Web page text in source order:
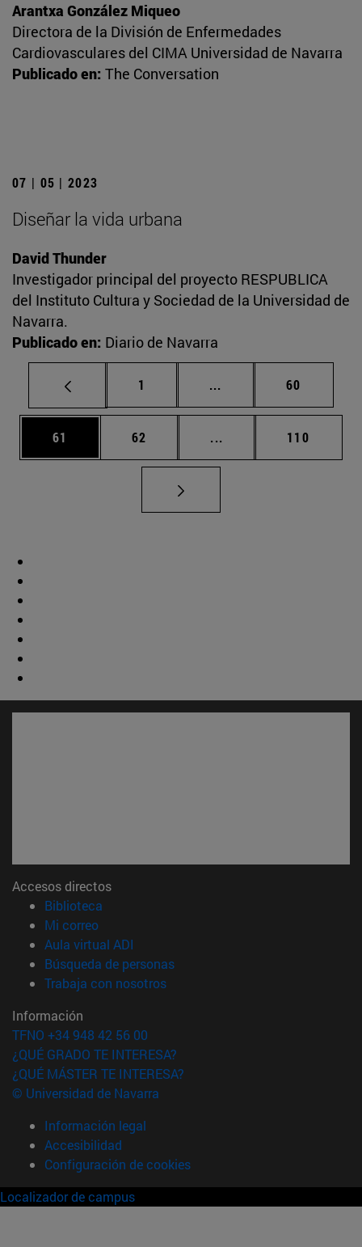
Arantxa González Miqueo
Directora de la División de Enfermedades
Cardiovasculares del CIMA Universidad de Navarra
Publicado en: The Conversation
07 | 05 | 2023
Diseñar la vida urbana
David Thunder
Investigador principal del proyecto RESPUBLICA
del Instituto Cultura y Sociedad de la Universidad de
Navarra.
Publicado en: Diario de Navarra
Página
1 ... Páginas intermedias
Página
60
Página
61 Página
62 ... Páginas intermedias
Página
110
Accesos directos
Biblioteca
Mi correo(abre en nueva ventana)
Aula virtual ADI
Búsqueda de personas(abre en nueva ventana)
Trabaja con nosotros(abre en nueva ventana)
Información
TFNO +34 948 42 56 00
¿QUÉ GRADO TE INTERESA?
¿QUÉ MÁSTER TE INTERESA?
© Universidad de Navarra
Información legal
Accesibilidad
Configuración de cookies
Localizador de campus